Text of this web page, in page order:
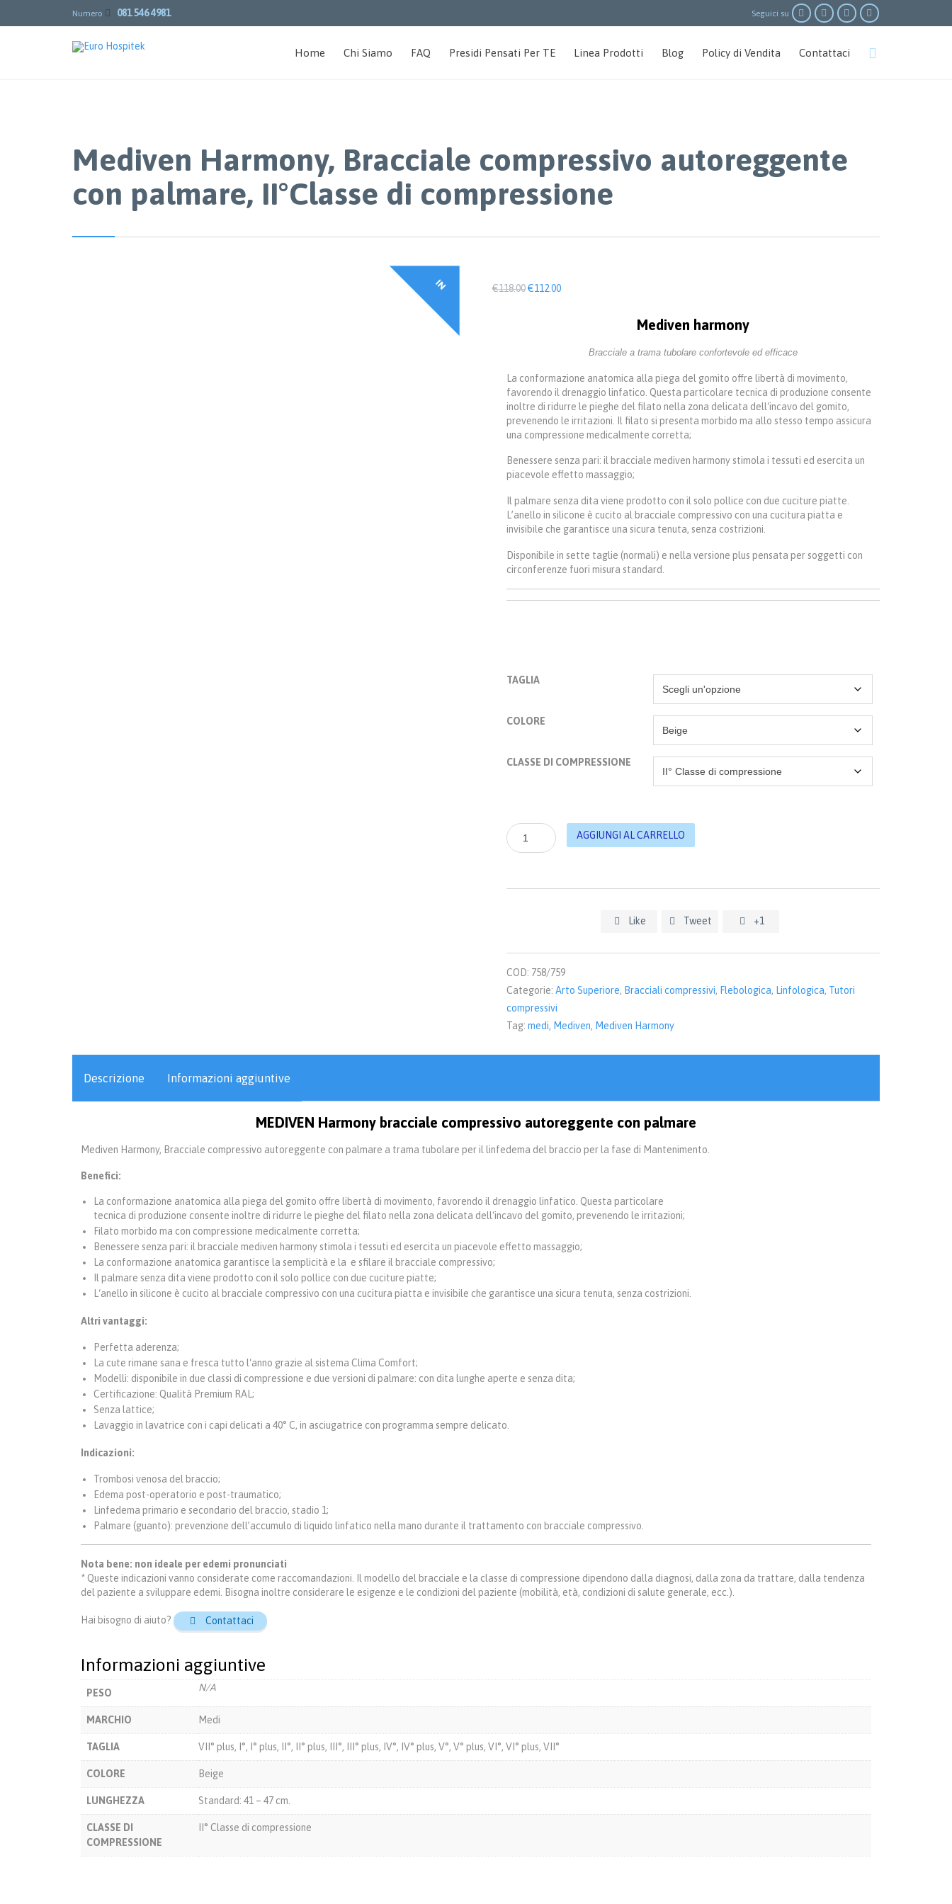
Numero  081 546 4981 Seguici su    
to
Home Chi Siamo FAQ Presidi Pensati Per TE Linea Prodotti Blog Policy di Vendita Contattaci 
Mediven Harmony, Bracciale compressivo autoreggente
con palmare, II°Classe di compressione
I
N
F
F
E
R
T
A €118.00 Il
€112.00Il
Mediven harmony
Bracciale a trama tubolare confortevole ed efficace
La conformazione anatomica alla piega del gomito offre libertà di movimento,
favorendo il drenaggio linfatico. Questa particolare tecnica di produzione consente
inoltre di ridurre le pieghe del filato nella zona delicata dell‘incavo del gomito,
prevenendo le irritazioni. Il filato si presenta morbido ma allo stesso tempo assicura
una compressione medicalmente corretta;
Benessere senza pari: il bracciale mediven harmony stimola i tessuti ed esercita un
piacevole effetto massaggio;
Il palmare senza dita viene prodotto con il solo pollice con due cuciture piatte.
L’anello in silicone è cucito al bracciale compressivo con una cucitura piatta e
invisibile che garantisce una sicura tenuta, senza costrizioni.
Disponibile in sette taglie (normali) e nella versione plus pensata per soggetti con
circonferenze fuori misura standard.
TAGLIA
COLORE
CLASSE DI COMPRESSIONE
Mediven
Harmony,
autoreggente
compressione
quantità
AGGIUNGI AL CARRELLO
 Like  Tweet  +1
COD: 758/759
Categorie: Arto Superiore, Bracciali compressivi, Flebologica, Linfologica, Tutori
compressivi
Tag: medi, Mediven, Mediven Harmony
Descrizione Informazioni aggiuntive
MEDIVEN Harmony bracciale compressivo autoreggente con palmare
Mediven Harmony, Bracciale compressivo autoreggente con palmare a trama tubolare per il linfedema del braccio per la fase di Mantenimento.
Benefici:
La conformazione anatomica alla piega del gomito offre libertà di movimento, favorendo il drenaggio linfatico. Questa particolare
tecnica di produzione consente inoltre di ridurre le pieghe del filato nella zona delicata dell‘incavo del gomito, prevenendo le irritazioni;
Filato morbido ma con compressione medicalmente corretta;
Benessere senza pari: il bracciale mediven harmony stimola i tessuti ed esercita un piacevole effetto massaggio;
La conformazione anatomica garantisce la semplicità e la e sfilare il bracciale compressivo;
Il palmare senza dita viene prodotto con il solo pollice con due cuciture piatte;
L‘anello in silicone è cucito al bracciale compressivo con una cucitura piatta e invisibile che garantisce una sicura tenuta, senza costrizioni.
Altri vantaggi:
Perfetta aderenza;
La cute rimane sana e fresca tutto l‘anno grazie al sistema Clima Comfort;
Modelli: disponibile in due classi di compressione e due versioni di palmare: con dita lunghe aperte e senza dita;
Certificazione: Qualità Premium RAL;
Senza lattice;
Lavaggio in lavatrice con i capi delicati a 40° C, in asciugatrice con programma sempre delicato.
Indicazioni:
Trombosi venosa del braccio;
Edema post-operatorio e post-traumatico;
Linfedema primario e secondario del braccio, stadio 1;
Palmare (guanto): prevenzione dell’accumulo di liquido linfatico nella mano durante il trattamento con bracciale compressivo.
Nota bene: non ideale per edemi pronunciati
* Queste indicazioni vanno considerate come raccomandazioni. Il modello del bracciale e la classe di compressione dipendono dalla diagnosi, dalla zona da trattare, dalla tendenza
del paziente a sviluppare edemi. Bisogna inoltre considerare le esigenze e le condizioni del paziente (mobilità, età, condizioni di salute generale, ecc.).
Hai bisogno di aiuto?  Contattaci
Informazioni aggiuntive
PESO N/A
MARCHIO Medi
TAGLIA VII° plus, I°, I° plus, II°, II° plus, III°, III° plus, IV°, IV° plus, V°, V° plus, VI°, VI° plus, VII°
COLORE Beige
LUNGHEZZA Standard: 41 – 47 cm.
CLASSE DI
COMPRESSIONE
II° Classe di compressione